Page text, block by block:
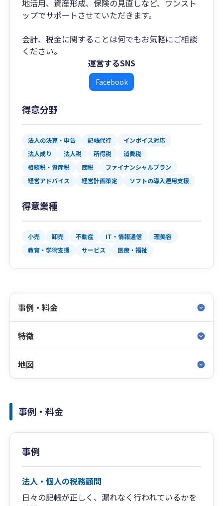
地活用、資産形成、保険の見直しなど、ワンスト
ップでサポートさせていただきます。
会計、税金に関することは何でもお気軽にご相談
ください。
運営するSNS
Facebook
得意分野
法人の決算・申告 記帳代行
インボイス対応
法人成り
法人税 所得税
消費税
相続税・資産税
節税
ファイナンシャルプラン
経営アドバイス
経営計画策定 ソフトの導入運用支援
得意業種
小売 卸売 不動産 IT・情報通信
理美容
教育・学術支援
サービス 医療・福祉
事例・料金
特徴
地図
事例・料金
事例
法人・個人の税務顧問
日々の記帳が正しく、漏れなく行われているかを